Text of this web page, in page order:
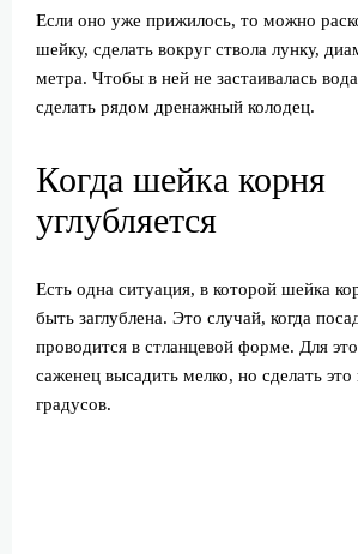
Если оно уже прижилось, то можно
шейку, сделать вокруг ствола лунку,
метра. Чтобы в ней не застаивалась
сделать рядом дренажный колодец.
Когда шейка корня
углубляется
Есть одна ситуация, в которой шейка
быть заглублена. Это случай, когда
проводится в стланцевой форме. Для
саженец высадить мелко, но сделать
градусов.